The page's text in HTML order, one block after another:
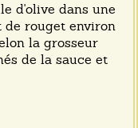
d'olive dans une
rouget environ
la grosseur
de la sauce et